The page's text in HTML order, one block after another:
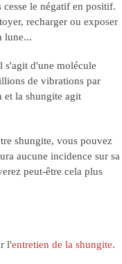
le négatif en positif.
recharger ou exposer
lune...
s'agit d'une molécule
de vibrations par
et la shungite agit
shungite, vous pouvez
aucune incidence sur sa
peut-être cela plus
l'entretien de la shungite.